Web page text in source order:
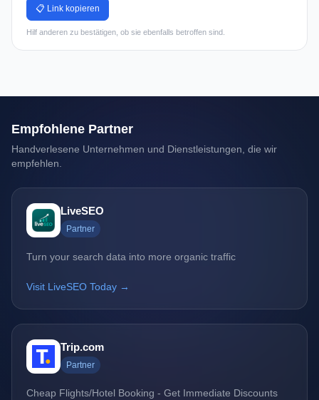
📋 Link kopieren
Hilf anderen zu bestätigen, ob sie ebenfalls betroffen sind.
Empfohlene Partner
Handverlesene Unternehmen und Dienstleistungen, die wir
empfehlen.
LiveSEO
Partner
Turn your search data into more organic traffic
Visit LiveSEO Today →
Trip.com
Partner
Cheap Flights/Hotel Booking - Get Immediate Discounts